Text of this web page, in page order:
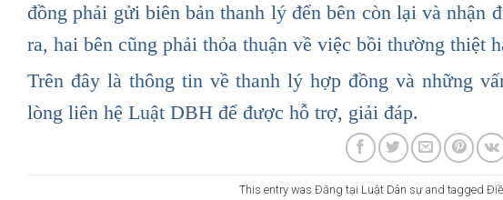
đồng phải gửi biên bản thanh lý đến bên còn lại và nhận
ra, hai bên cũng phải thỏa thuận về việc bồi thường thiệt
Trên đây là thông tin về thanh lý hợp đồng và những
lòng liên hệ Luật DBH để được hỗ trợ, giải đáp.
This entry was Đăng tại Luật Dân sựand tagged